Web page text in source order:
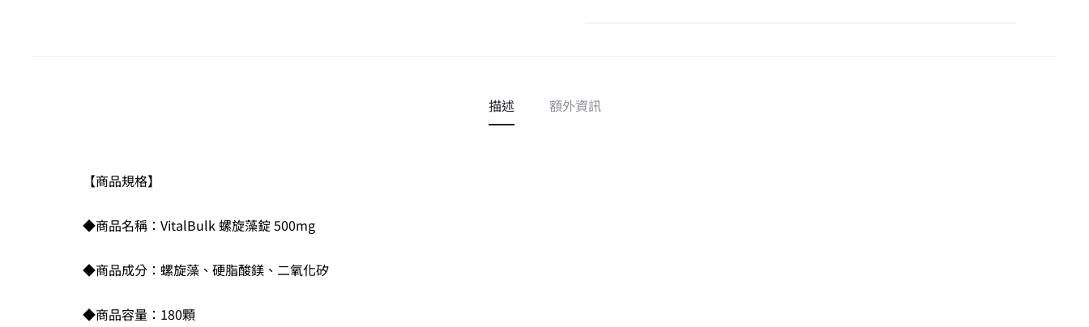
描述 額外資訊
【商品規格】
◆商品名稱：VitalBulk 螺旋藻錠 500mg
◆商品成分：螺旋藻、硬脂酸鎂、二氧化矽
◆商品容量：180顆